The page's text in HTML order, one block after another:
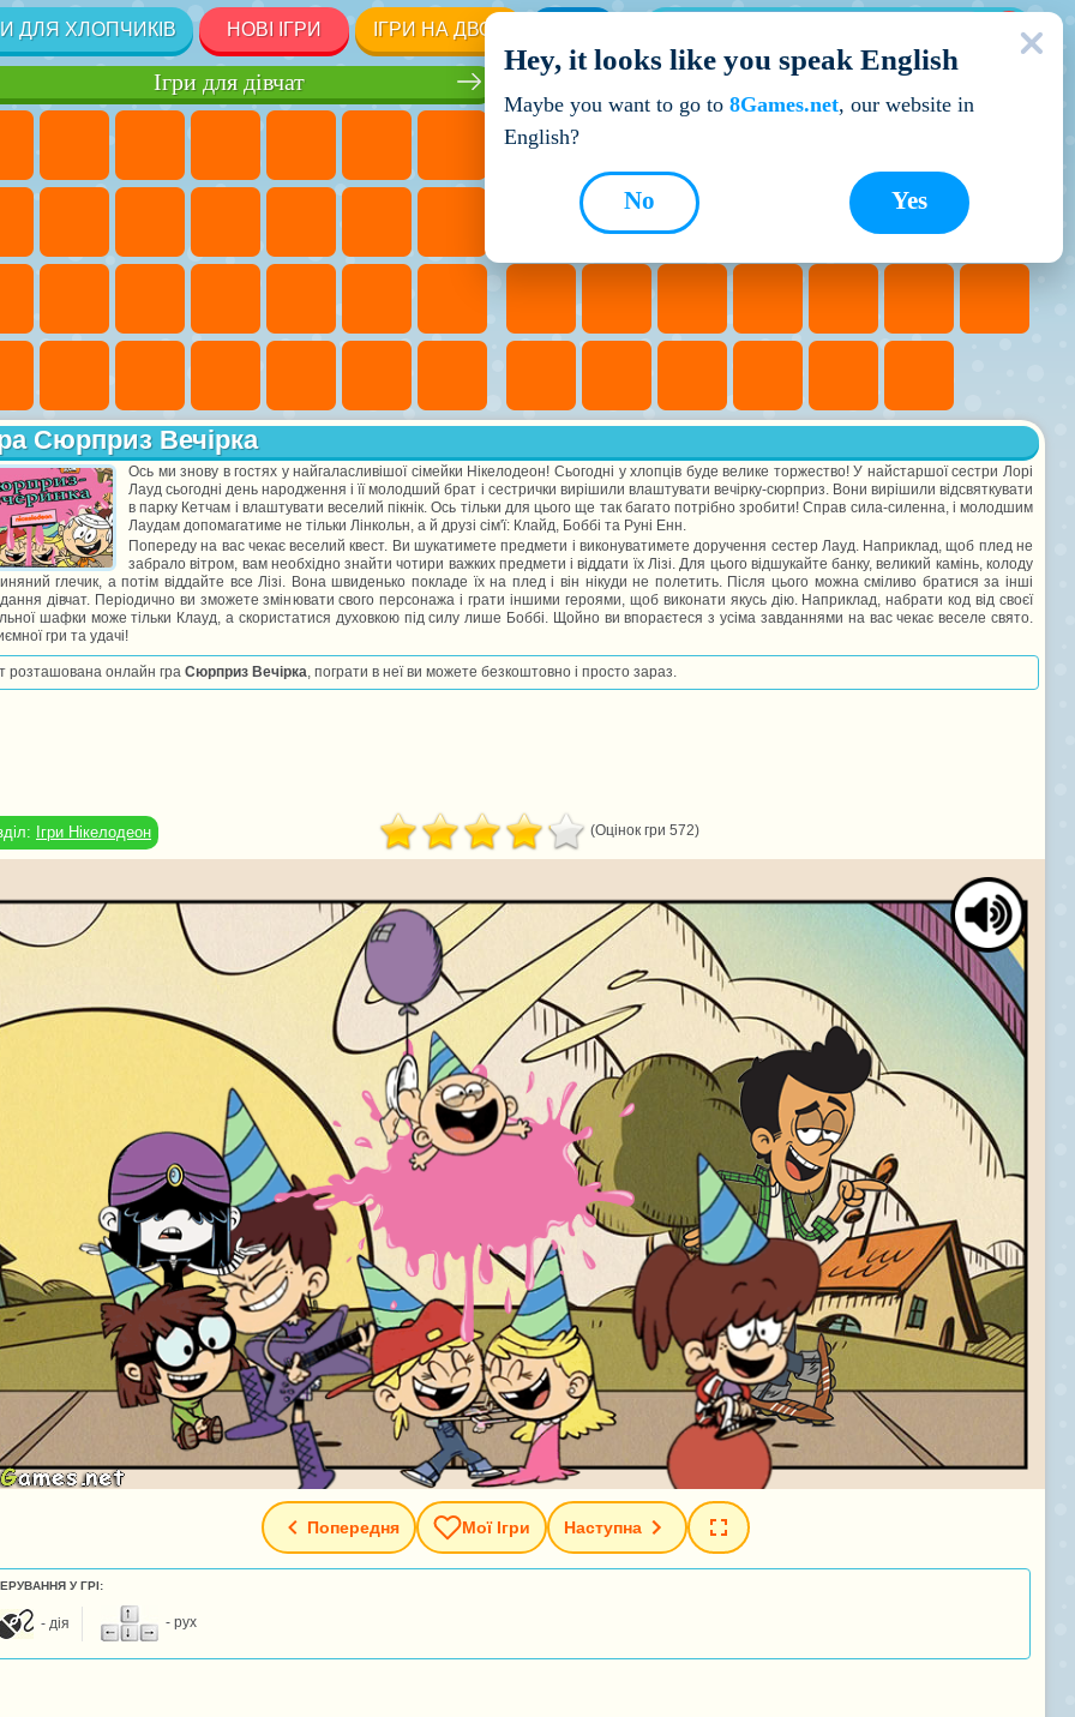
ДЛЯ ХЛОПЧИКІВ НОВІ ІГРИ ІГРИ НА ДВОХ
Кращі ігри
Ігри для дівчат
Сюрприз Вечірка
Ось ми знову в гостях у найгаласливішої сімейки Нікелодеон! Сьогодні у хлопців буде велике торжество! У найстаршої сестри Лорі
Лауд сьогодні день народження і її молодший брат і сестрички вирішили влаштувати вечірку-сюрприз. Вони вирішили відсвяткувати
в парку Кетчам і влаштувати веселий пікнік. Ось тільки для цього ще так багато потрібно зробити! Справ сила-силенна, і молодшим
Лаудам допомагатиме не тільки Лінкольн, а й друзі сім'ї: Клайд, Боббі та Руні Енн.
Попереду на вас чекає веселий квест. Ви шукатимете предмети і виконуватимете доручення сестер Лауд. Наприклад, щоб плед не
забрало вітром, вам необхідно знайти чотири важких предмети і віддати їх Лізі. Для цього відшукайте банку, великий камінь, колоду
глечик, а потім віддайте все Лізі. Вона швиденько покладе їх на плед і він нікуди не полетить. Після цього можна сміливо братися за інші
дівчат. Періодично ви зможете змінювати свого персонажа і грати іншими героями, щоб виконати якусь дію. Наприклад, набрати код від своєї
шафки може тільки Клауд, а скористатися духовкою під силу лише Боббі. Щойно ви впораєтеся з усіма завданнями на вас чекає веселе свято.
гри та удачі!
розташована онлайн гра Сюрприз Вечірка, пограти в неї ви можете безкоштовно і просто зараз.
Ігри Нікелодеон (Оцінок гри 572)
Попередня Мої Ігри Наступна
У ГРІ:
- дія - рух
Hey, it looks like you speak English
Maybe you want to go to 8Games.net, our website in
English?
Yes
No